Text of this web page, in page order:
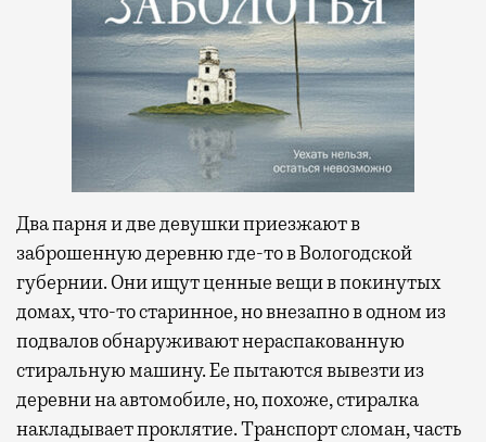
Два парня и две девушки приезжают в
заброшенную деревню где-то в Вологодской
губернии. Они ищут ценные вещи в покинутых
домах, что-то старинное, но внезапно в одном из
подвалов обнаруживают нераспакованную
стиральную машину. Ее пытаются вывезти из
деревни на автомобиле, но, похоже, стиралка
накладывает проклятие. Транспорт сломан, часть